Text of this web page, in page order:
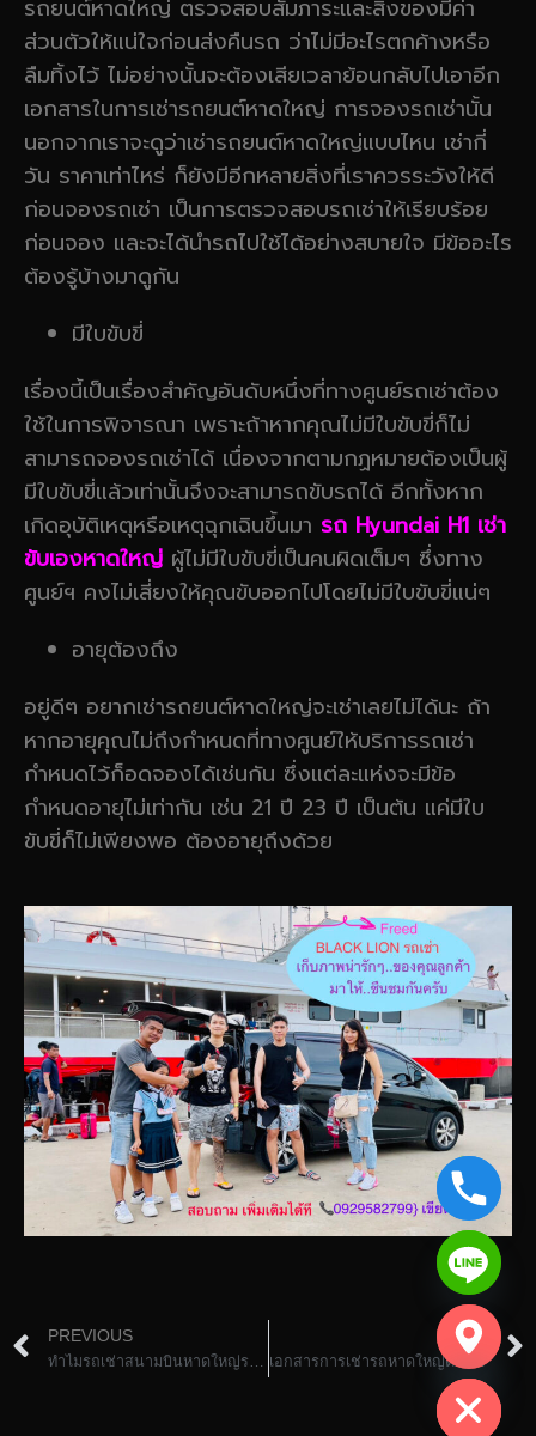
รถยนต์หาดใหญ่ ตรวจสอบสัมภาระและสิ่งของมีค่า
ส่วนตัวให้แน่ใจก่อนส่งคืนรถ ว่าไม่มีอะไรตกค้างหรือ
ลืมทิ้งไว้ ไม่อย่างนั้นจะต้องเสียเวลาย้อนกลับไปเอาอีก
เอกสารในการเช่ารถยนต์หาดใหญ่ การจองรถเช่านั้น
นอกจากเราจะดูว่าเช่ารถยนต์หาดใหญ่แบบไหน เช่ากี่
วัน ราคาเท่าไหร่ ก็ยังมีอีกหลายสิ่งที่เราควรระวังให้ดี
ก่อนจองรถเช่า เป็นการตรวจสอบรถเช่าให้เรียบร้อย
ก่อนจอง และจะได้นำรถไปใช้ได้อย่างสบายใจ มีข้ออะไร
ต้องรู้บ้างมาดูกัน
มีใบขับขี่
เรื่องนี้เป็นเรื่องสำคัญอันดับหนึ่งที่ทางศูนย์รถเช่าต้อง
ใช้ในการพิจารณา เพราะถ้าหากคุณไม่มีใบขับขี่ก็ไม่
สามารถจองรถเช่าได้ เนื่องจากตามกฏหมายต้องเป็นผู้
มีใบขับขี่แล้วเท่านั้นจึงจะสามารถขับรถได้ อีกทั้งหาก
เกิดอุบัติเหตุหรือเหตุฉุกเฉินขึ้นมา รถ Hyundai H1 เช่า
ขับเองหาดใหญ่ ผู้ไม่มีใบขับขี่เป็นคนผิดเต็มๆ ซึ่งทาง
ศูนย์ฯ คงไม่เสี่ยงให้คุณขับออกไปโดยไม่มีใบขับขี่แน่ๆ
อายุต้องถึง
อยู่ดีๆ อยากเช่ารถยนต์หาดใหญ่จะเช่าเลยไม่ได้นะ ถ้า
หากอายุคุณไม่ถึงกำหนดที่ทางศูนย์ให้บริการรถเช่า
กำหนดไว้ก็อดจองได้เช่นกัน ซึ่งแต่ละแห่งจะมีข้อ
กำหนดอายุไม่เท่ากัน เช่น 21 ปี 23 ปี เป็นต้น แค่มีใบ
ขับขี่ก็ไม่เพียงพอ ต้องอายุถึงด้วย
PREVIOUS
ทำไมรถเช่าสนามบินหาดใหญ่ราคาถูก จึงต้องใช้บัตรเครดิต
NEXT
เอกสารการเช่ารถหาดใหญ่ตรัง คนเช่าและคนขับต้องเป็นคนเดียวกัน
Hide
chaty